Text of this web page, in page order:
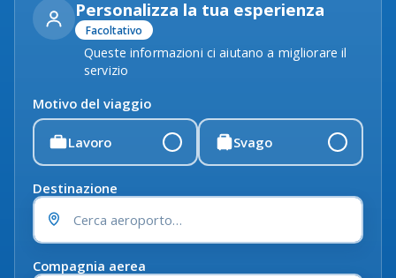
Personalizza la tua esperienza
Facoltativo
Queste informazioni ci aiutano a migliorare il
servizio
Motivo del viaggio
Lavoro Svago
Destinazione
Compagnia aerea